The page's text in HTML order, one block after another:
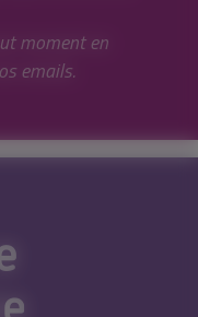
moment en
emails.